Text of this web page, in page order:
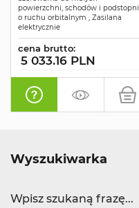
powierzchni, schodów i podstopni
o ruchu orbitalnym , Zasilana
elektrycznie
cena brutto:
5 033.16 PLN
Wyszukiwarka